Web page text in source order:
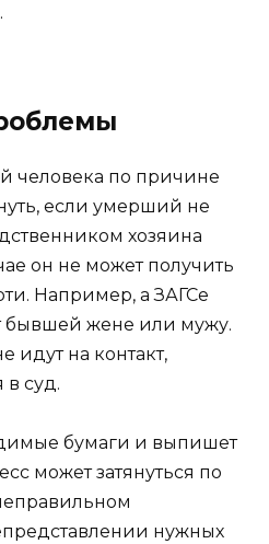
человека по причине
если умерший не
хозяина
он не может получить
Например, а ЗАГСе
бывшей жене или мужу.
идут на контакт,
в суд.
бумаги и выпишет
может затянуться по
нужных